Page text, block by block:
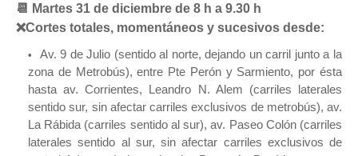
📆 Martes 31 de diciembre de 8 h a 9.30 h
❌Cortes totales, momentáneos y sucesivos desde:
Av. 9 de Julio (sentido al norte, dejando un carril junto a la
zona de Metrobús), entre Pte Perón y Sarmiento, por ésta
hasta av. Corrientes, Leandro N. Alem (carriles laterales
sentido sur, sin afectar carriles exclusivos de metrobús), av.
La Rábida (carriles sentido al sur), av. Paseo Colón (carriles
laterales sentido al sur, sin afectar carriles exclusivos de